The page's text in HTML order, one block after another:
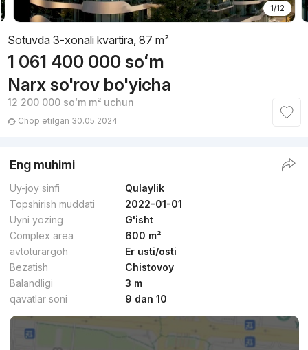
1/12
Sotuvda 3-xonali kvartira, 87 m²
1 061 400 000 soʻm
Narx so'rov bo'yicha
12 200 000 soʻmm² uchun
Chop etilgan 30.05.2024
Eng muhimi
Uy-joy sinfi
Qulaylik
Topshirish muddati
2022-01-01
Uyni yozing
G'isht
Complex area
600 m²
avtoturargoh
Er usti/osti
Bezatish
Chistovoy
Balandligi
3 m
qavatlar soni
9 dan 10